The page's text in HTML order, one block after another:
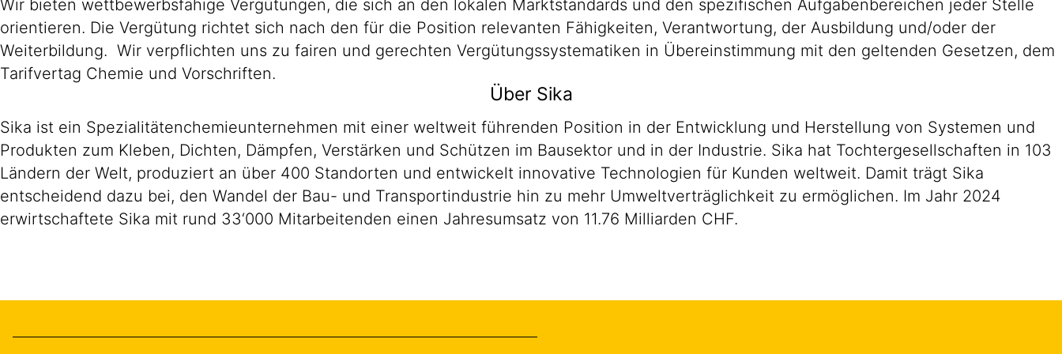
Wir bieten wettbewerbsfähige Vergütungen, die sich an den lokalen Marktstandards und den spezifischen Aufgabenbereichen jeder Stelle
orientieren. Die Vergütung richtet sich nach den für die Position relevanten Fähigkeiten, Verantwortung, der Ausbildung und/oder der
Weiterbildung. Wir verpflichten uns zu fairen und gerechten Vergütungssystematiken in Übereinstimmung mit den geltenden Gesetzen, dem
Tarifvertag Chemie und Vorschriften.
Über Sika
Sika ist ein Spezialitätenchemieunternehmen mit einer weltweit führenden Position in der Entwicklung und Herstellung von Systemen und
Produkten zum Kleben, Dichten, Dämpfen, Verstärken und Schützen im Bausektor und in der Industrie. Sika hat Tochtergesellschaften in 103
Ländern der Welt, produziert an über 400 Standorten und entwickelt innovative Technologien für Kunden weltweit. Damit trägt Sika
entscheidend dazu bei, den Wandel der Bau- und Transportindustrie hin zu mehr Umweltverträglichkeit zu ermöglichen. Im Jahr 2024
erwirtschaftete Sika mit rund 33‘000 Mitarbeitenden einen Jahresumsatz von 11.76 Milliarden CHF.